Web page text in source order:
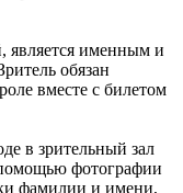
является именным и
обязан
вместе с билетом
в зрительный зал
фотографии
фамилии и имени,